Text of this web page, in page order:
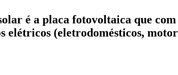
é a placa fotovoltaica que
elétricos (eletrodomésticos,